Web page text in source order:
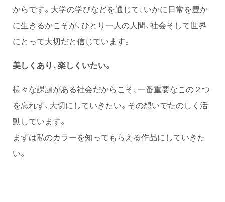
からです。大学の学びなどを通じて、いかに日常を豊か
に生きるかこそが、ひとり一人の人間、社会そして世界
にとって大切だと信じています。
美しくあり、楽しくいたい。
様々な課題がある社会だからこそ、一番重要なこの２つ
を忘れず、大切にしていきたい。その想いでたのしく活
動しています。
まずは私のカラーを知ってもらえる作品にしていきた
い。